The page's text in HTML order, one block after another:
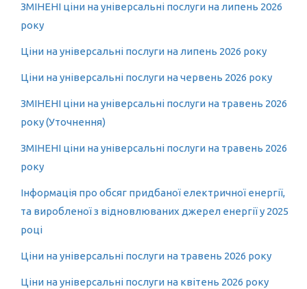
ЗМІНЕНІ ціни на універсальні послуги на липень 2026
року
Ціни на універсальні послуги на липень 2026 року
Ціни на універсальні послуги на червень 2026 року
ЗМІНЕНІ ціни на універсальні послуги на травень 2026
року (Уточнення)
ЗМІНЕНІ ціни на універсальні послуги на травень 2026
року
Інформація про обсяг придбаної електричної енергії,
та виробленої з відновлюваних джерел енергії у 2025
році
Ціни на універсальні послуги на травень 2026 року
Ціни на універсальні послуги на квітень 2026 року